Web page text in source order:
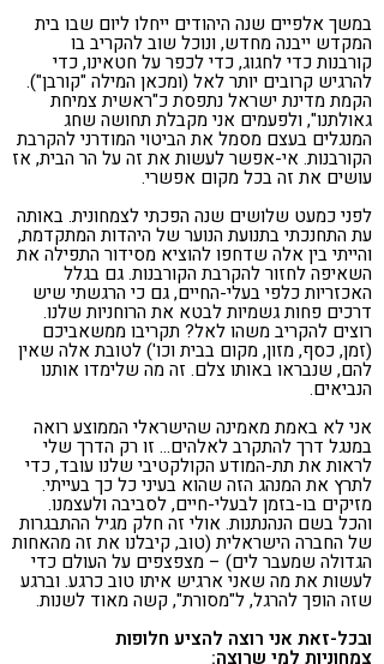
במשך אלפיים שנה היהודים ייחלו ליום שבו בית
המקדש ייבנה מחדש, ונוכל שוב להקריב בו
קורבנות כדי לחגוג, כדי לכפר על חטאינו, כדי
להרגיש קרובים יותר לאל (ומכאן המילה "קורבן").
הקמת מדינת ישראל נתפסת כ"ראשית צמיחת
גאולתנו", ולפעמים אני מקבלת תחושה שחג
המנגלים בעצם מסמל את הביטוי המודרני להקרבת
הקורבנות. אי-אפשר לעשות את זה על הר הבית, אז
עושים את זה בכל מקום אפשרי.
לפני כמעט שלושים שנה הפכתי לצמחונית. באותה
עת התחנכתי בתנועת הנוער של היהדות המתקדמת,
והייתי בין אלה שדחפו להוציא מסידור התפילה את
השאיפה לחזור להקרבת הקורבנות. גם בגלל
האכזריות כלפי בעלי-החיים, גם כי הרגשתי שיש
דרכים פחות גשמיות לבטא את הרוחניות שלנו.
רוצים להקריב משהו לאל? תקריבו ממשאביכם
(זמן, כסף, מזון, מקום בבית וכו') לטובת אלה שאין
להם, שנבראו באותו צלם. זה מה שלימדו אותנו
הנביאים.
אני לא באמת מאמינה שהישראלי הממוצע רואה
במנגל דרך להתקרב לאלהים… זו רק הדרך שלי
לראות את תת-המודע הקולקטיבי שלנו עובד, כדי
לתרץ את המנהג הזה שהוא בעיני כל כך בעייתי.
מזיקים בו-בזמן לבעלי-חיים, לסביבה ולעצמנו.
והכל בשם הנהנתנות. אולי זה חלק מגיל ההתבגרות
של החברה הישראלית (טוב, קיבלנו את זה מהאחות
הגדולה שמעבר לים) – מצפצפים על העולם כדי
לעשות את מה שאני ארגיש איתו טוב כרגע. וברגע
שזה הופך להרגל, ל"מסורת", קשה מאוד לשנות.
ובכל-זאת אני רוצה להציע חלופות
צמחוניות למי שרוצה: